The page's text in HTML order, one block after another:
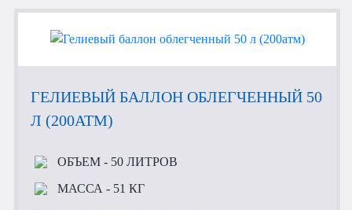
ГЕЛИЕВЫЙ БАЛЛОН ОБЛЕГЧЕННЫЙ 50
Л (200АТМ)
ОБЪЕМ- 50 ЛИТРОВ
МАССА- 51 КГ